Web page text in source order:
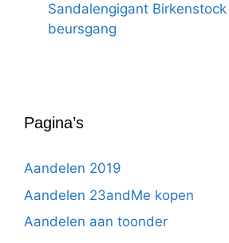
Sandalengigant
beursgang
Pagina’s
Aandelen 2019
Aandelen 23andMe kopen
Aandelen aan toonder